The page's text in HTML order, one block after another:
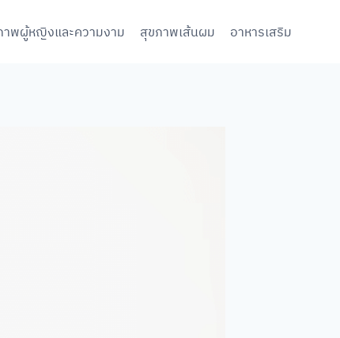
าพผู้หญิงและความงาม สุขภาพเส้นผม อาหารเสริม